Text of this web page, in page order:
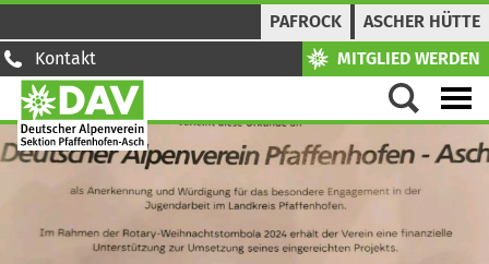
PAFROCK
ASCHER HÜTTE
Kontakt
MITGLIED WERDEN